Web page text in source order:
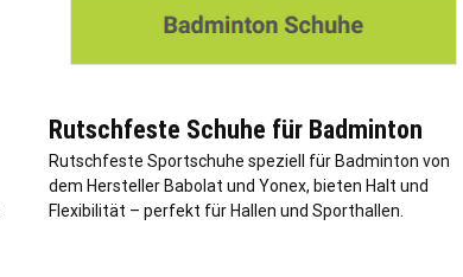
Rutschfeste Schuhe für Badminton
Rutschfeste Sportschuhe speziell für Badminton von
dem Hersteller Babolat und Yonex, bieten Halt und
Flexibilität – perfekt für Hallen und Sporthallen.